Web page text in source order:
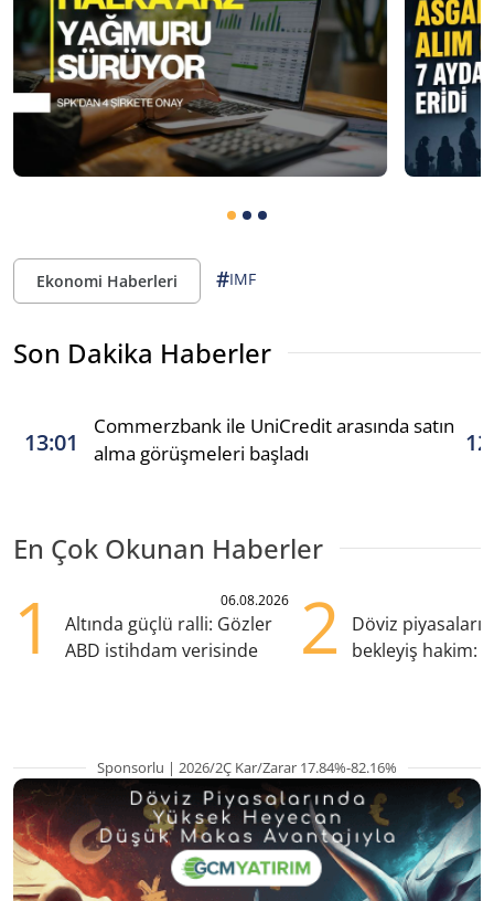
Ekonomi Haberleri #IMF
Son Dakika Haberler
13:01
Commerzbank ile UniCredit arasında satın
alma görüşmeleri başladı
En Çok Okunan Haberler
1 06.08.2026
Altında güçlü ralli: Gözler
ABD istihdam verisinde
2
Döviz
bekleyiş hakim:
Sponsorlu | 2026/2Ç Kar/Zarar 17.84%-82.16%